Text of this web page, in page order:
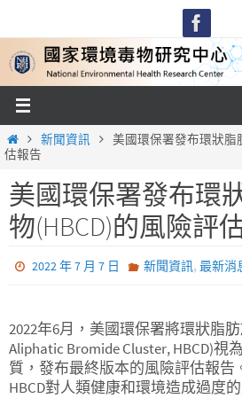
content
Home新聞資訊
美國環保署發布環狀脂
估報告
美國環保署發布環
物(HBCD)的風險評
2022 年 7 月 7 日 新聞資訊, 最新消
2022年6月，美國環保署將環狀脂
Aliphatic Bromide Cluster, HBCD)視
質，發布最終版本的風險評估報告
HBCD對人類健康和環境造成過度的